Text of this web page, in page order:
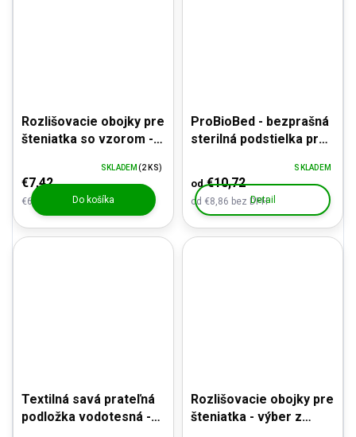
Rozlišovacie obojky pre
šteniatka so vzorom - 6
€6,13 bez DPH
€7,42
SKLADEM (2 KS)
Do košíka
ProBioBed - bezprašná
sterilná podstielka pre
od €8,86 bez DPH
od€10,72
SKLADEM
Detail
Textilná savá prateľná
podložka vodotesná -
Rozlišovacie obojky pre
šteniatka - výber z